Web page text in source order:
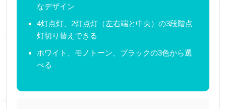
なデザイン
4灯点灯、2灯点灯（左右端と中央）の3段階点
灯切り替えできる
ホワイト、モノトーン、ブラックの3色から選
べる